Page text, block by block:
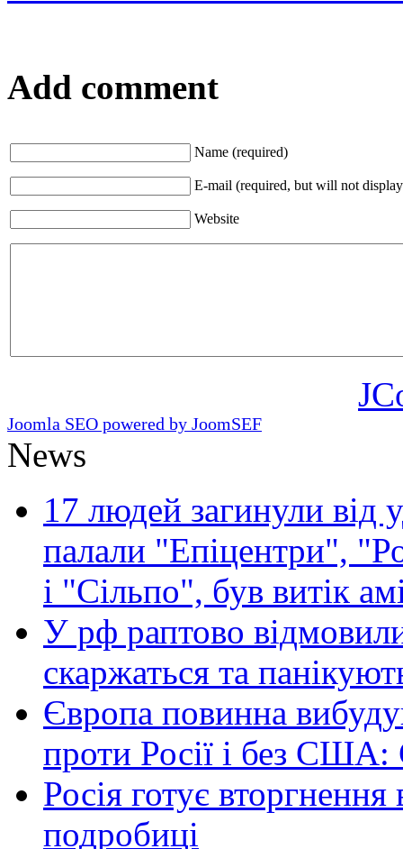
Add comment
Name (required)
E-mail (required, but will not
Website
Joomla SEO powered by JoomSEF
News
17 людей загинули від
палали "Епіцентри",
і "Сільпо", був витік
У рф раптово
скаржаться та
Європа повинна
проти Росії і без США:
Росія готує вторгнення
подробиці